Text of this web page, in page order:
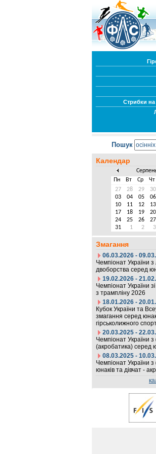
Стрибки на
Пошук
Календар
Пн
Вт Ср Чт
27
28 29 30
03
04 05 06
10
11 12 13
17
18 19 20
24
25 26 27
31
1 2 3
Змагання
06.03.2026 -
Чемпіонат України
двоборства серед
19.02.2026 -
Чемпіонат України
з трампліну 2026
18.01.2026 -
Кубок України та
змагання серед
гірськолижного
20.03.2025 -
Чемпіонат України
(акробатика) серед
08.03.2025 -
Чемпіонат України
юнаків та дівчат -